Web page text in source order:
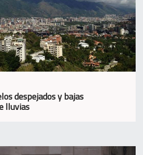
despejados y bajas
lluvias